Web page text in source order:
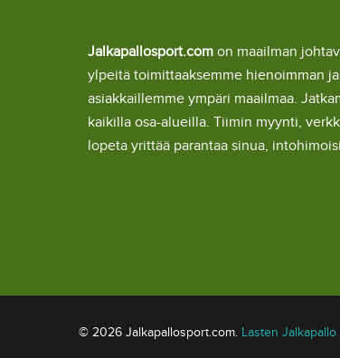
Jalkapallosport.com on maailman
ylpeitä toimittaaksemme hienoimman
asiakkaillemme ympäri maailmaa.
kaikilla osa-alueilla. Tiimin myynti,
lopeta yrittää parantaa sinua,
© 2026 Jalkapallosport.com. Lasten